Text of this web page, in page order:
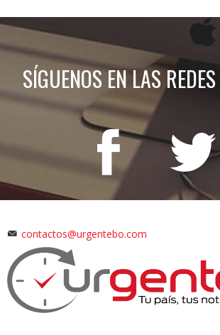
SÍGUENOS EN LAS
contactos@urgentebo.com